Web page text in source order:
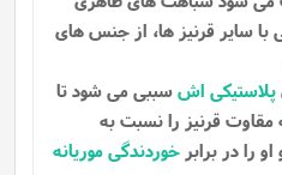
سایر قرنیز ها، از جنس های
پلاستیکی اشسببی می شود تا
مقاوت قرنیز را نسبت به
را در برابر خوردندگی موریانه